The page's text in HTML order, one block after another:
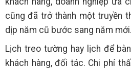
cũng đã trở thành một truyền
dịp năm cũ bước sang năm mới.
Lịch treo tường hay lịch để
khách hàng, đối tác. Chi phí